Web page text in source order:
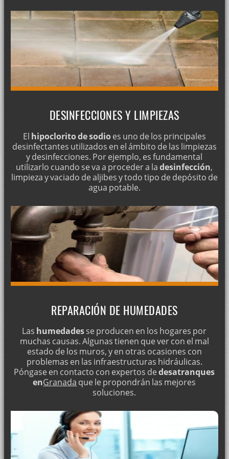
DESINFECCIONES Y LIMPIEZAS
El hipoclorito de sodioes uno de los principales
desinfectantes utilizados en el ámbito de las limpiezas
y desinfecciones. Por ejemplo, es fundamental
utilizarlo cuando se va a proceder a ladesinfección,
limpieza y vaciado de aljibes y todo tipo de depósito de
agua potable.
REPARACIÓN DE HUMEDADES
Las humedadesse producen en los hogares por
muchas causas. Algunas tienen que ver con el mal
estado de los muros, y en otras ocasiones con
problemas en las infraestructuras hidráulicas.
Póngase en contacto con expertos dedesatranques
enGranada que le propondrán las mejores
soluciones.